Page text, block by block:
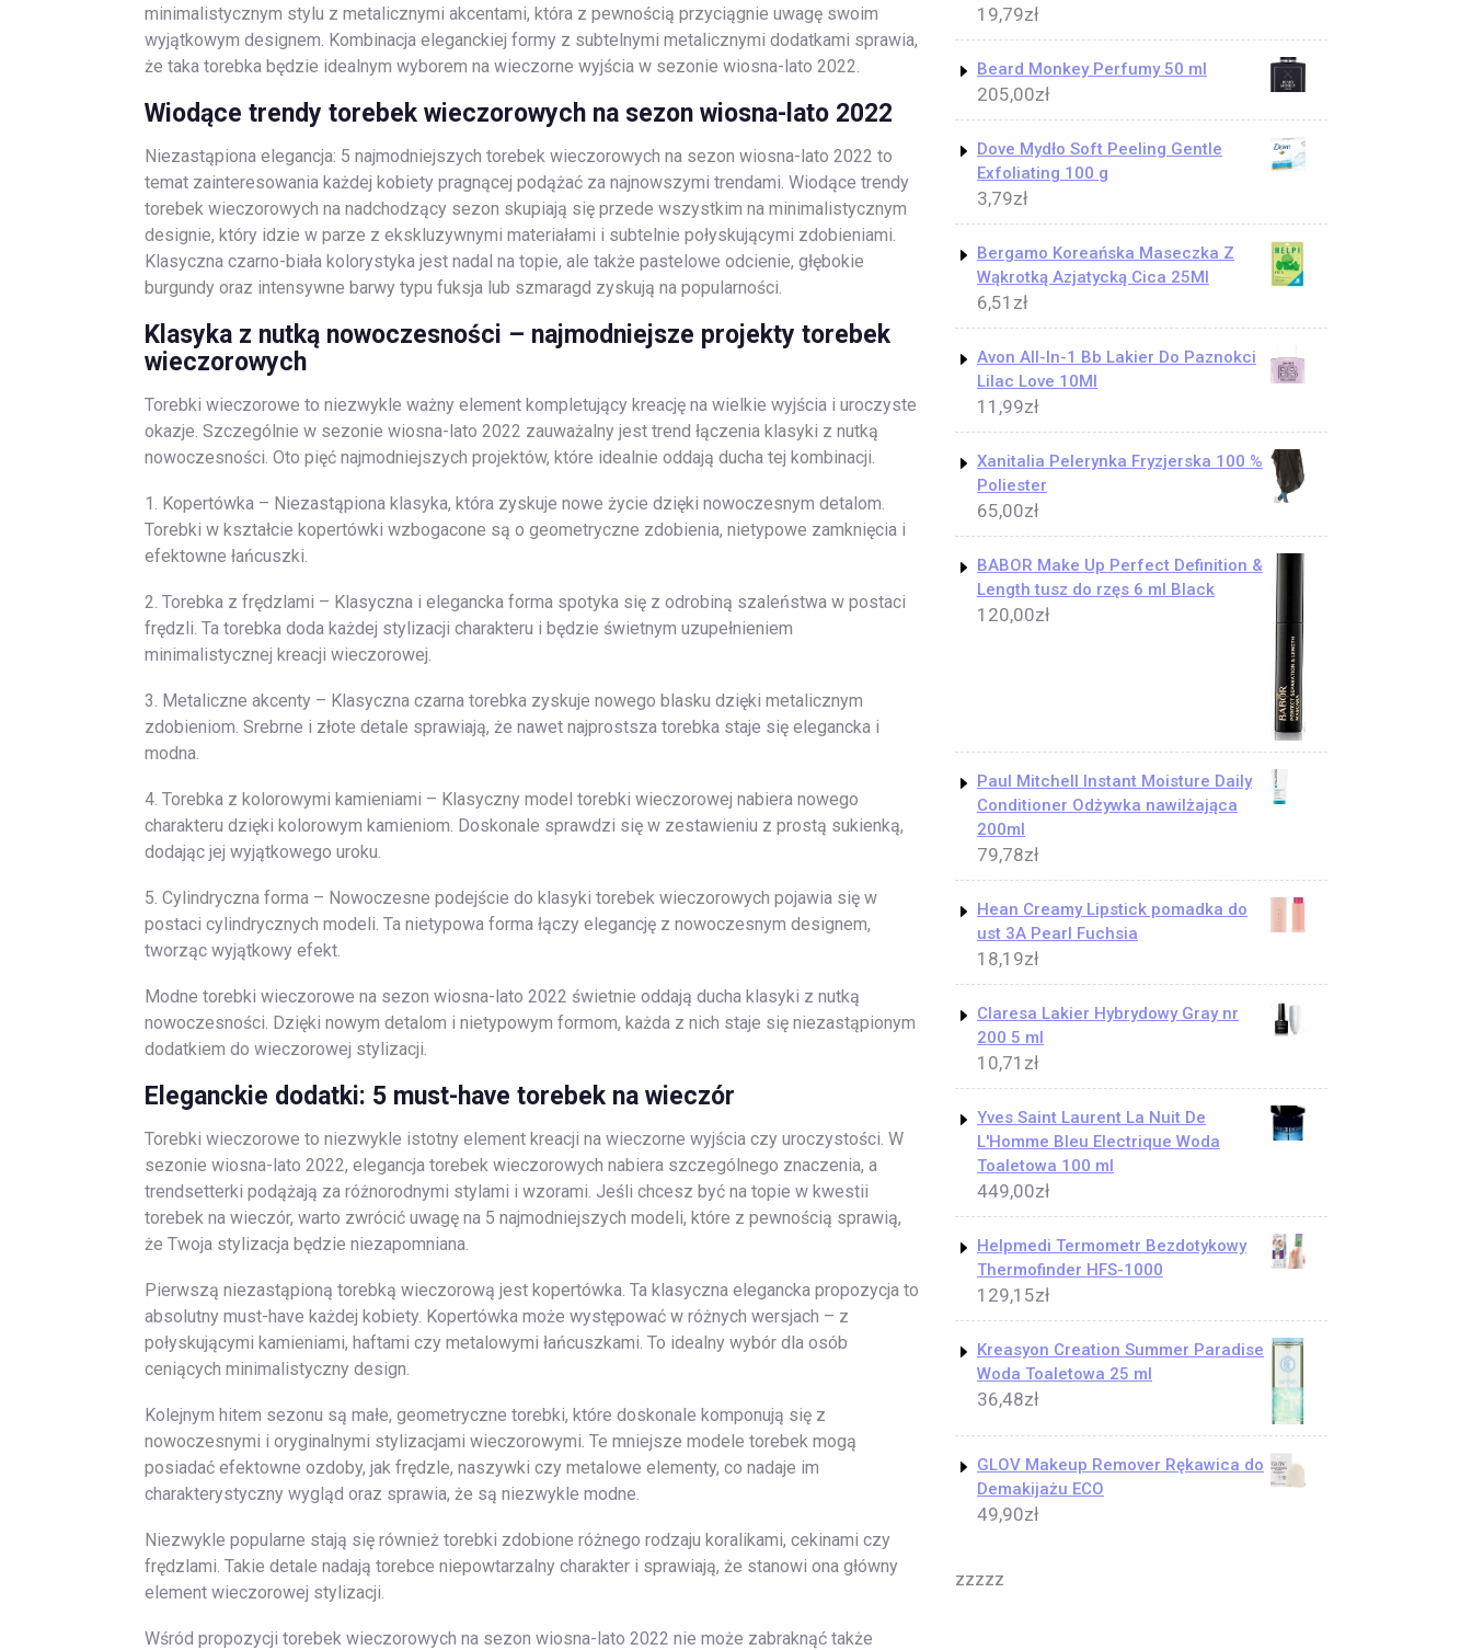
minimalistycznym stylu z metalicznymi akcentami, która z pewnością przyciągnie uwagę swoim
wyjątkowym designem. Kombinacja eleganckiej formy z subtelnymi metalicznymi dodatkami sprawia,
że taka torebka będzie idealnym wyborem na wieczorne wyjścia w sezonie wiosna-lato 2022.
Wiodące trendy torebek wieczorowych na sezon wiosna-lato 2022
Niezastąpiona elegancja: 5 najmodniejszych torebek wieczorowych na sezon wiosna-lato 2022 to
temat zainteresowania każdej kobiety pragnącej podążać za najnowszymi trendami. Wiodące trendy
torebek wieczorowych na nadchodzący sezon skupiają się przede wszystkim na minimalistycznym
designie, który idzie w parze z ekskluzywnymi materiałami i subtelnie połyskującymi zdobieniami.
Klasyczna czarno-biała kolorystyka jest nadal na topie, ale także pastelowe odcienie, głębokie
burgundy oraz intensywne barwy typu fuksja lub szmaragd zyskują na popularności.
Klasyka z nutką nowoczesności – najmodniejsze projekty torebek
wieczorowych
Torebki wieczorowe to niezwykle ważny element kompletujący kreację na wielkie wyjścia i uroczyste
okazje. Szczególnie w sezonie wiosna-lato 2022 zauważalny jest trend łączenia klasyki z nutką
nowoczesności. Oto pięć najmodniejszych projektów, które idealnie oddają ducha tej kombinacji.
1. Kopertówka – Niezastąpiona klasyka, która zyskuje nowe życie dzięki nowoczesnym detalom.
Torebki w kształcie kopertówki wzbogacone są o geometryczne zdobienia, nietypowe zamknięcia i
efektowne łańcuszki.
2. Torebka z frędzlami – Klasyczna i elegancka forma spotyka się z odrobiną szaleństwa w postaci
frędzli. Ta torebka doda każdej stylizacji charakteru i będzie świetnym uzupełnieniem
minimalistycznej kreacji wieczorowej.
3. Metaliczne akcenty – Klasyczna czarna torebka zyskuje nowego blasku dzięki metalicznym
zdobieniom. Srebrne i złote detale sprawiają, że nawet najprostsza torebka staje się elegancka i
modna.
4. Torebka z kolorowymi kamieniami – Klasyczny model torebki wieczorowej nabiera nowego
charakteru dzięki kolorowym kamieniom. Doskonale sprawdzi się w zestawieniu z prostą sukienką,
dodając jej wyjątkowego uroku.
5. Cylindryczna forma – Nowoczesne podejście do klasyki torebek wieczorowych pojawia się w
postaci cylindrycznych modeli. Ta nietypowa forma łączy elegancję z nowoczesnym designem,
tworząc wyjątkowy efekt.
Modne torebki wieczorowe na sezon wiosna-lato 2022 świetnie oddają ducha klasyki z nutką
nowoczesności. Dzięki nowym detalom i nietypowym formom, każda z nich staje się niezastąpionym
dodatkiem do wieczorowej stylizacji.
Eleganckie dodatki: 5 must-have torebek na wieczór
Torebki wieczorowe to niezwykle istotny element kreacji na wieczorne wyjścia czy uroczystości. W
sezonie wiosna-lato 2022, elegancja torebek wieczorowych nabiera szczególnego znaczenia, a
trendsetterki podążają za różnorodnymi stylami i wzorami. Jeśli chcesz być na topie w kwestii
torebek na wieczór, warto zwrócić uwagę na 5 najmodniejszych modeli, które z pewnością sprawią,
że Twoja stylizacja będzie niezapomniana.
Pierwszą niezastąpioną torebką wieczorową jest kopertówka. Ta klasyczna elegancka propozycja to
absolutny must-have każdej kobiety. Kopertówka może występować w różnych wersjach – z
połyskującymi kamieniami, haftami czy metalowymi łańcuszkami. To idealny wybór dla osób
ceniących minimalistyczny design.
Kolejnym hitem sezonu są małe, geometryczne torebki, które doskonale komponują się z
nowoczesnymi i oryginalnymi stylizacjami wieczorowymi. Te mniejsze modele torebek mogą
posiadać efektowne ozdoby, jak frędzle, naszywki czy metalowe elementy, co nadaje im
charakterystyczny wygląd oraz sprawia, że są niezwykle modne.
Niezwykle popularne stają się również torebki zdobione różnego rodzaju koralikami, cekinami czy
frędzlami. Takie detale nadają torebce niepowtarzalny charakter i sprawiają, że stanowi ona główny
element wieczorowej stylizacji.
Wśród propozycji torebek wieczorowych na sezon wiosna-lato 2022 nie może zabraknąć także
19,79zł
Beard Monkey Perfumy 50 ml
205,00zł
Dove Mydło Soft Peeling Gentle
Exfoliating 100 g
3,79zł
Bergamo Koreańska Maseczka Z
Wąkrotką Azjatycką Cica 25Ml
6,51 zł
Avon All-In-1 Bb Lakier Do Paznokci
Lilac Love 10Ml
11,99zł
Xanitalia Pelerynka Fryzjerska 100 %
Poliester
65,00zł
BABOR Make Up Perfect Definition &
Length tusz do rzęs 6 ml Black
120,00zł
Paul Mitchell Instant Moisture Daily
Conditioner Odżywka nawilżająca
200ml
79,78zł
Hean Creamy Lipstick pomadka do
ust 3A Pearl Fuchsia
18,19zł
Claresa Lakier Hybrydowy Gray nr
200 5 ml
10,71 zł
Yves Saint Laurent La Nuit De
L'Homme Bleu Electrique Woda
Toaletowa 100 ml
449,00zł
Helpmedi Termometr Bezdotykowy
Thermofinder HFS-1000
129,15zł
Kreasyon Creation Summer Paradise
Woda Toaletowa 25 ml
36,48zł
GLOV Makeup Remover Rękawica do
Demakijażu ECO
49,90zł
zzzzz